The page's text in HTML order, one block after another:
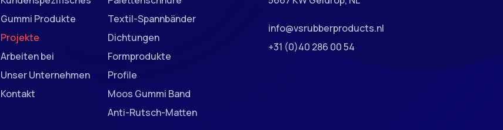
Gummi Produkte
Projekte
Arbeiten bei
Unser Unternehmen
Kontakt
Textil-Spannbänder
Dichtungen
Formprodukte
Profile
Moos Gummi Band
Anti-Rutsch-Matten
info@vsrubberproducts.nl
+31 (0)40 286 00 54